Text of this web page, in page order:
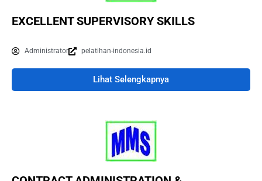
EXCELLENT SUPERVISORY SKILLS
Administrator pelatihan-indonesia.id
Lihat Selengkapnya